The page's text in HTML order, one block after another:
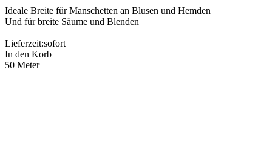
Ideale Breite für Manschetten an Blusen und Hemden
Und für breite Säume und Blenden
Lieferzeit:sofort
In den Korb
50 Meter